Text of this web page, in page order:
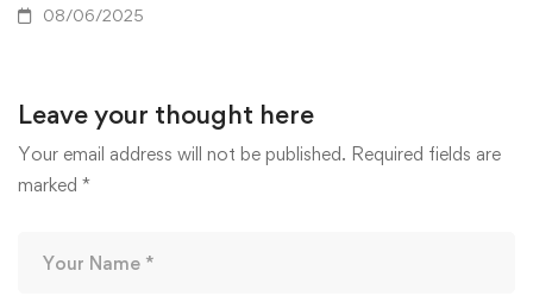
08/06/2025
Leave your thought here
Your email address will not be published. Required fields are
marked *